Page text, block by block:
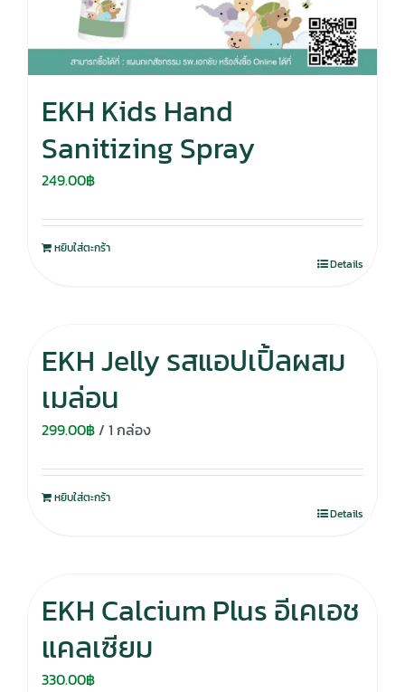
EKH Kids Hand
Sanitizing Spray
249.00฿
หยิบใส่ตะกร้า
Details
EKH Jelly รสแอปเปิ้ลผสม
เมล่อน
299.00฿/ 1 กล่อง
หยิบใส่ตะกร้า
Details
EKH Calcium Plus อีเคเอช
แคลเซียม
330.00฿